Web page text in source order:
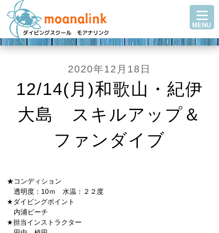
TOP
ステップアップ
ショップ紹介
ツアースケジュール
ダイビングブログ
Q＆A・お客様の声
アクセス
お問い合わせ
MENU
2020年12月18日
12/14(月)和歌山・紀伊
大島 スキルアップ＆
ファンダイブ
★コンディション
透明度：10ｍ 水温：２２度
★ダイビングポイント
内浦ビーチ
★担当インストラクター